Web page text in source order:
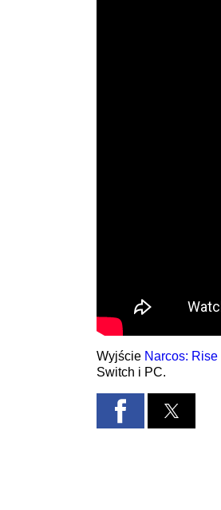
Wyjście Narcos:
Switch i PC.